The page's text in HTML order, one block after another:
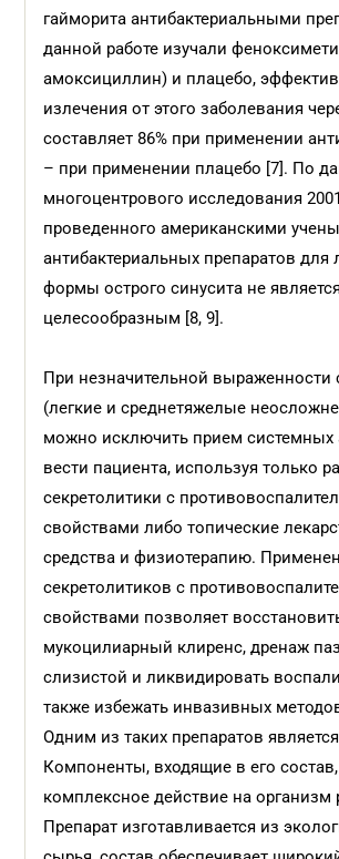
гайморита антибактериальными
данной работе изучали
амоксициллин) и плацебо,
излечения от этого заболевания
составляет 86% при применении
– при применении плацебо [7]. По
многоцентрового исследования
проведенного американскими
антибактериальных препаратов для
формы острого синусита не является
целесообразным [8, 9].
При незначительной
(легкие и среднетяжелые
можно исключить прием системных
вести пациента, используя только
секретолитики c
свойствами либо топические
средства и физиотерапию.
секретолитиков с
свойствами позволяет
мукоцилиарный клиренс, дренаж
слизистой и ликвидировать
также избежать инвазивных
Одним из таких препаратов
Компоненты, входящие в его
комплексное действие на организм
Препарат изготавливается из